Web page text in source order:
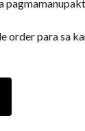
order para sa